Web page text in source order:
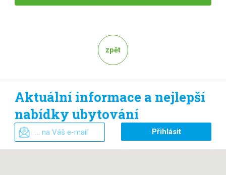
zpět
Aktuální informace a nejlepší
nabídky ubytování